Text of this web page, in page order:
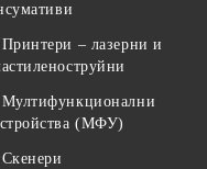
Принтери – лазерни и
Мултифункционални
(МФУ)
Скенери